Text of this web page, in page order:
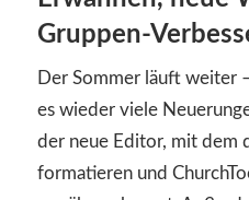
Gruppen-
Der Sommer läuft weiter
es wieder viele
der neue Editor, mit dem
formatieren und